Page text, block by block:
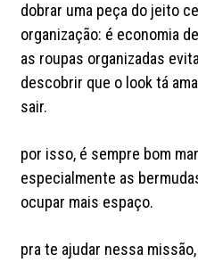
dobrar uma peça do jeito
organização: é economia
as roupas organizadas
descobrir que o look tá
sair.
por isso, é sempre bom
especialmente as
ocupar mais espaço.
pra te ajudar nessa